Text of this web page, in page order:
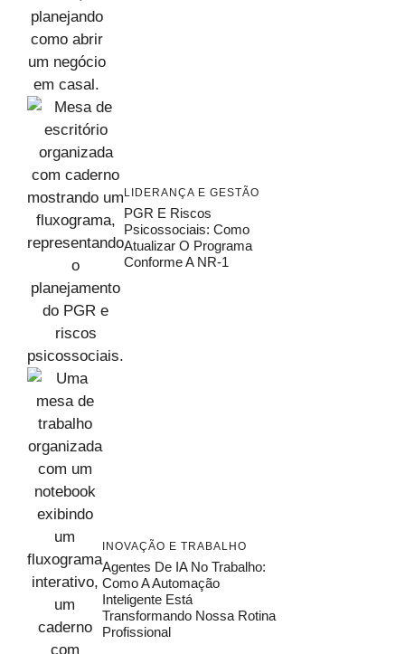
LIDERANÇA E GESTÃO
PGR E Riscos
Psicossociais: Como
Atualizar O Programa
Conforme A NR-1
INOVAÇÃO E TRABALHO
Agentes De IA No Trabalho:
Como A Automação
Inteligente Está
Transformando Nossa Rotina
Profissional